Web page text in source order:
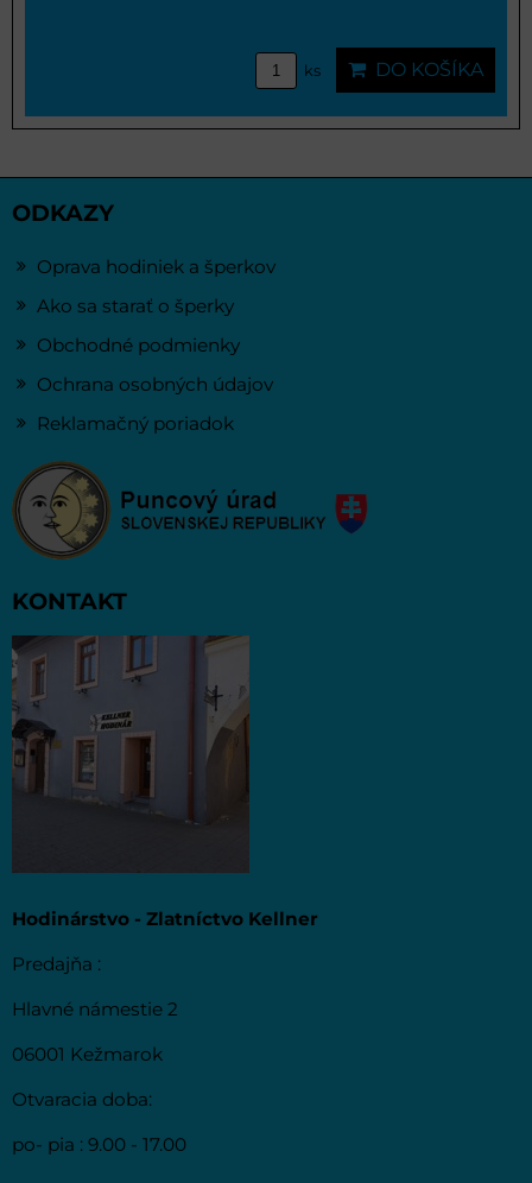
ks DO KOŠÍKA
ODKAZY
Oprava hodiniek a šperkov
Ako sa starať o šperky
Obchodné podmienky
Ochrana osobných údajov
Reklamačný poriadok
KONTAKT
Hodinárstvo - Zlatníctvo Kellner
Predajňa :
Hlavné námestie 2
06001 Kežmarok
Otvaracia doba:
po- pia : 9.00 - 17.00